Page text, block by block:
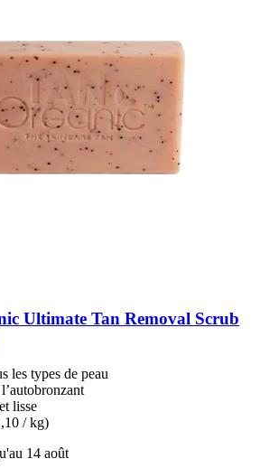
Ultimate Tan Removal Scrub
les types de peau
lisse
/ kg)
14 août